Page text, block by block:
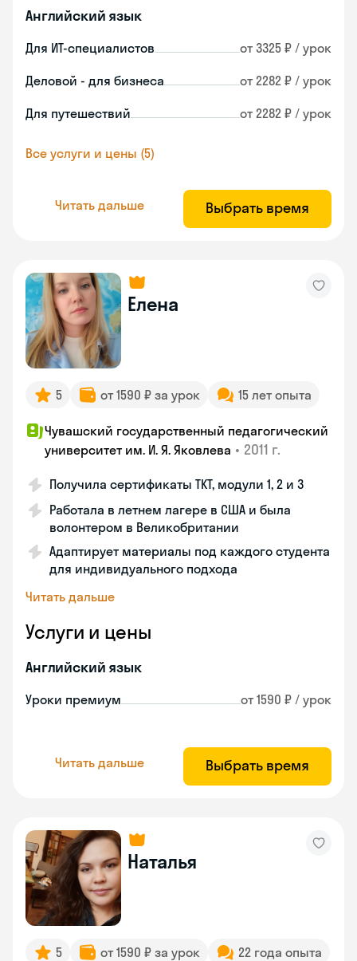
Английский язык
Для ИТ-специалистов от 3325 ₽ / урок
Деловой - для бизнеса от 2282 ₽ / урок
Для путешествий от 2282 ₽ / урок
Все услуги и цены (5)
Читать дальше Выбрать время
Елена
5 от 1590 ₽ за урок 15 лет опыта
Чувашский государственный педагогический
университет им. И. Я. Яковлева • 2011 г.
Получила сертификаты TKT, модули 1, 2 и 3
Работала в летнем лагере в США и была
волонтером в Великобритании
Адаптирует материалы под каждого студента
для индивидуального подхода
Читать дальше
Услуги и цены
Английский язык
Уроки премиум от 1590 ₽ / урок
Читать дальше Выбрать время
Наталья
5 от 1590 ₽ за урок
22 года опыта